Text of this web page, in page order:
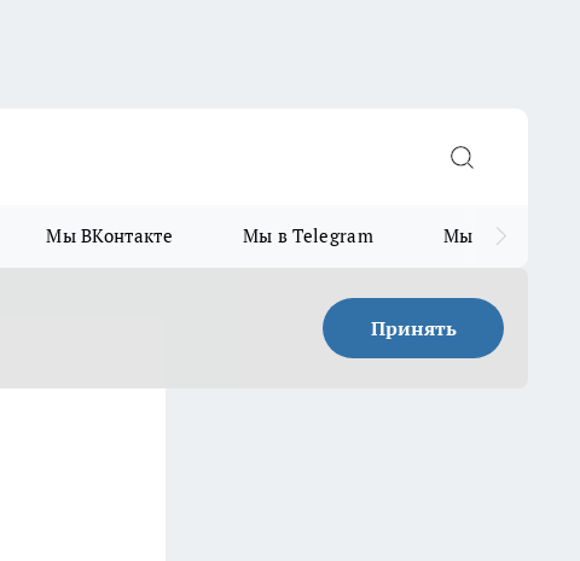
Мы ВКонтакте Мы в Telegram Мы в MAX
Принять